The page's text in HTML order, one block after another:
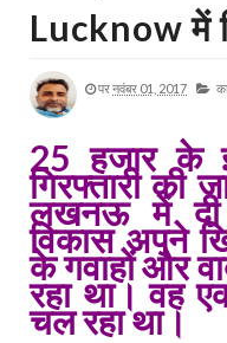
Lucknow में
परनवंबर 01, 2017
25 हजार के
गिरफ्तारी की
लखनऊ में
विकास अपने
के गवाहों और
रहा था। वह
चल रहा था।